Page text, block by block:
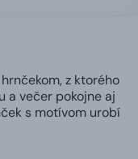
z ktorého
a večer pokojne aj
s motívom urobí